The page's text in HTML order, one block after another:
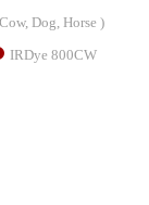
Dog, Horse )
IRDye 800CW